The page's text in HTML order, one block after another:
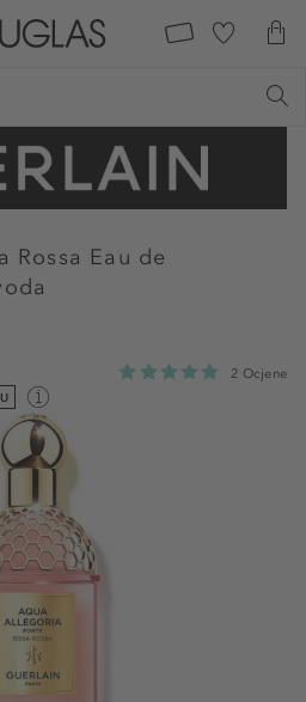
Rossa Eau de
2 Ocjene